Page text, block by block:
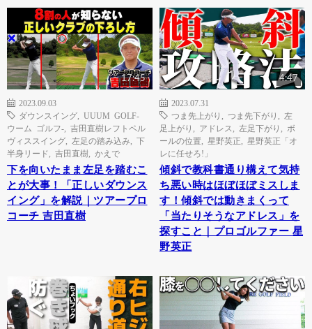
17:45
2023.09.03
ダウンスイング
UUUM GOLF-
ウーム ゴルフ-
吉田直樹レフトペル
ヴィススイング
左足の踏み込み
下
半身リード
吉田直樹 かえで
下を向いたまま左足を踏むこ
とが大事！「正しいダウンス
イング」を解説｜ツアープロ
コーチ 吉田直樹
4:47
2023.07.31
つま先上がり
つま先下がり
左
足上がり
アドレス 左足下がり
ボ
ールの位置
星野英正
星野英正「オ
レに任せろ!」
傾斜で教科書通り構えて気持
ち悪い時はほぼほぼミスしま
す！傾斜では動きまくって
「当たりそうなアドレス」を
探すこと｜プロゴルファー 星
野英正